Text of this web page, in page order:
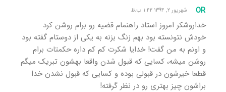
OR شهریور ۲, ۱۳۹۴ ۱:۴۲ ب٫ظ
خداروشکر امروز استاد راهنمام قضیه رو برام روشن کرد
خودش نتونسته بود بهم زنگ بزنه به یکی از دوستام گفته بود
و اونم به من گفت! خدایا شکرت کم کم داره حکمتات برام
روشن میشه، کسایی که قبول شدن واقعا بهشون تبریک میگم
قطعا خیرشون در قبولی بوده و کسایی که قبول نشدن خدا
براشون چیز بهتری رو در نظر گرفته!